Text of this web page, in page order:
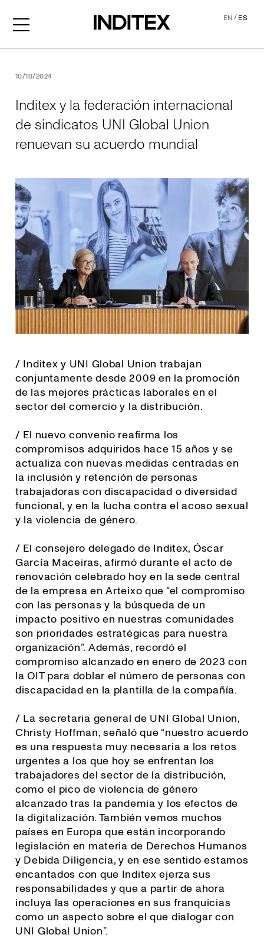
EN/ES
10/10/2024
Inditex y la federación internacional
de sindicatos UNI Global Union
renuevan su acuerdo mundial
/ Inditex y UNI Global Union trabajan
conjuntamente desde 2009 en la promoción
de las mejores prácticas laborales en el
sector del comercio y la distribución.
/ El nuevo convenio reafirma los
compromisos adquiridos hace 15 años y se
actualiza con nuevas medidas centradas en
la inclusión y retención de personas
trabajadoras con discapacidad o diversidad
funcional, y en la lucha contra el acoso sexual
y la violencia de género.
/ El consejero delegado de Inditex, Óscar
García Maceiras, afirmó durante el acto de
renovación celebrado hoy en la sede central
de la empresa en Arteixo que “el compromiso
con las personas y la búsqueda de un
impacto positivo en nuestras comunidades
son prioridades estratégicas para nuestra
organización”. Además, recordó el
compromiso alcanzado en enero de 2023 con
la OIT para doblar el número de personas con
discapacidad en la plantilla de la compañía.
/ La secretaria general de UNI Global Union,
Christy Hoffman, señaló que “nuestro acuerdo
es una respuesta muy necesaria a los retos
urgentes a los que hoy se enfrentan los
trabajadores del sector de la distribución,
como el pico de violencia de género
alcanzado tras la pandemia y los efectos de
la digitalización. También vemos muchos
países en Europa que están incorporando
legislación en materia de Derechos Humanos
y Debida Diligencia, y en ese sentido estamos
encantados con que Inditex ejerza sus
responsabilidades y que a partir de ahora
incluya las operaciones en sus franquicias
como un aspecto sobre el que dialogar con
UNI Global Union”.